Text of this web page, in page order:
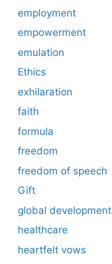
employment
empowerment
emulation
Ethics
exhilaration
faith
formula
freedom
freedom of speech
Gift
global development
healthcare
heartfelt vows